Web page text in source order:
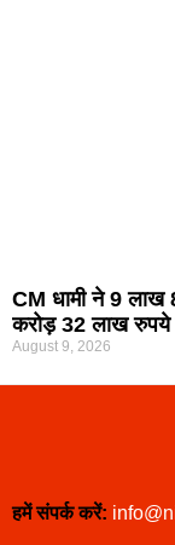
CM धामी ने 9 लाख
करोड़ 32 लाख रुपये
August 9, 2026
हमें संपर्क करें: